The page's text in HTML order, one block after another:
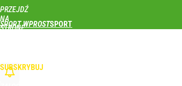
PRZEJDŹ
NA
STRONĘ
SPORT WPROST
SUBSKRYBUJ